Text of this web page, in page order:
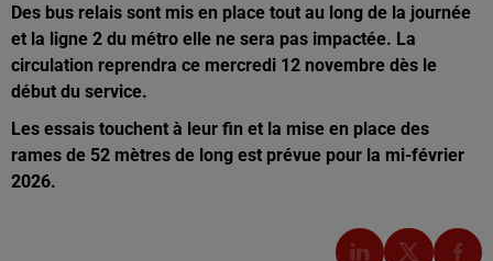
Des bus relais sont mis en place tout au long de la journée
et la ligne 2 du métro elle ne sera pas impactée. La
circulation reprendra ce mercredi 12 novembre dès le
début du service.
Les essais touchent à leur fin et la mise en place des
rames de 52 mètres de long est prévue pour la mi-février
2026.